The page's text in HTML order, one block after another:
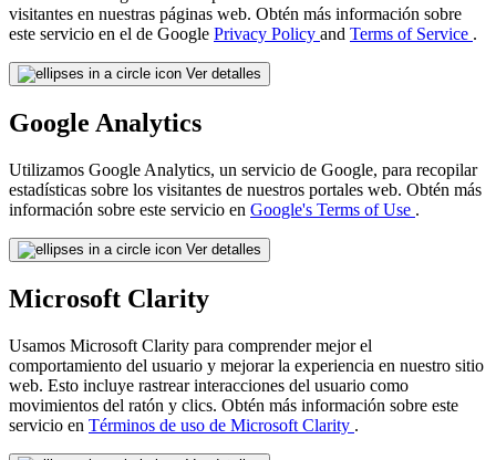
visitantes en nuestras páginas web. Obtén más información sobre
este servicio en el de Google Privacy Policy and Terms of Service .
Ver detalles
Google Analytics
Utilizamos Google Analytics, un servicio de Google, para recopilar
estadísticas sobre los visitantes de nuestros portales web. Obtén más
información sobre este servicio en Google's Terms of Use .
Ver detalles
Microsoft Clarity
Usamos Microsoft Clarity para comprender mejor el
comportamiento del usuario y mejorar la experiencia en nuestro sitio
web. Esto incluye rastrear interacciones del usuario como
movimientos del ratón y clics. Obtén más información sobre este
servicio en Términos de uso de Microsoft Clarity .